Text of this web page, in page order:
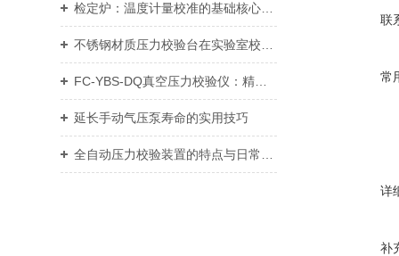
检定炉：温度计量校准的基础核心设备
FC-YBS-DQ真空压力校验仪：精准测量，多场景应用显优势
延长手动气压泵寿命的实用技巧
联
常
详
补